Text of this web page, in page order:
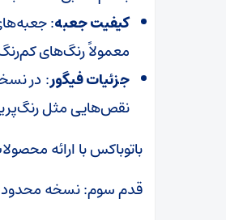
کیفیت جعبه:
معمولاً رنگ‌های
جزئیات فیگور: در
نقص‌هایی مثل
باتوباکس با ارائه
قدم سوم: نسخه محدود